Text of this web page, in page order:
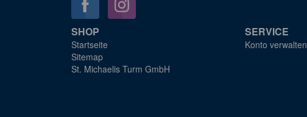
SHOP
Startseite
Sitemap
St. Michaelis Turm GmbH
SERVICE
Konto verwalten